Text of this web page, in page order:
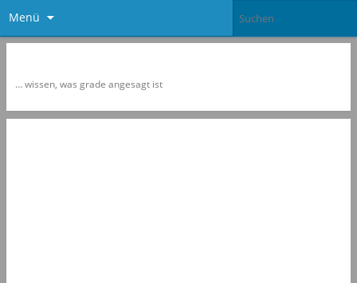
Menü
… wissen, was grade angesagt ist